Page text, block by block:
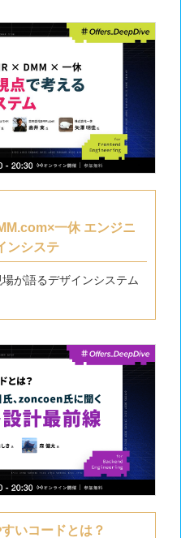
一休 エンジニ
ンシステ
が語るデザインシステム
いコードとは？